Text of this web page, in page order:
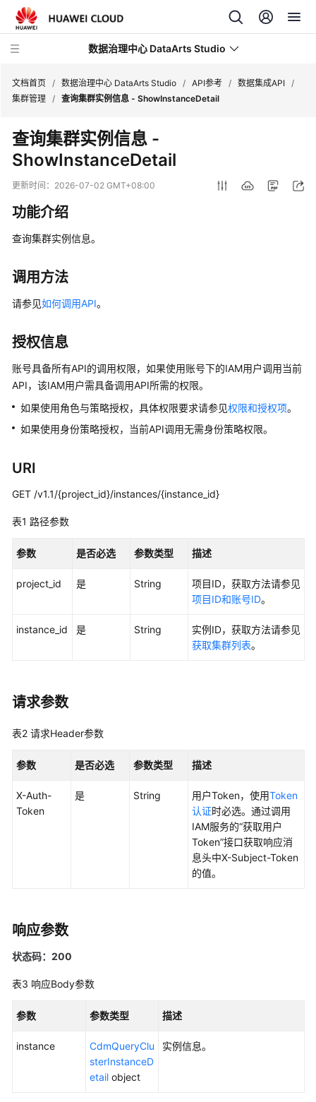
数据治理中心 DataArts Studio
最
新
动
产
品
介
数
据
理
方
法
论
快
速
用
指
佳
API
参
用
前
如
何
调
用
据
文档首页 / 数据治理中心 DataArts Studio / API参考 / 数据集成API /
集群管理 / 查询集群实例信息 - ShowInstanceDetail
查询集群实例信息 -
ShowInstanceDetail
更新时间： 2026-07-02 GMT+08:00
功能介绍
查询集群实例信息。
调用方法
请参见如何调用API。
授权信息
账号具备所有API的调用权限，如果使用账号下的IAM用户调用当前
API，该IAM用户需具备调用API所需的权限。
如果使用角色与策略授权，具体权限要求请参见权限和授权项。
如果使用身份策略授权，当前API调用无需身份策略权限。
URI
GET /v1.1/{project_id}/instances/{instance_id}
表1 路径参数
参数 是否必选 参数类型 描述
project_id 是 String
项目ID，获取方法请参见
项目ID和账号ID。
instance_id 是 String
实例ID，获取方法请参见
获取集群列表。
请求参数
表2 请求Header参数
参数 是否必选 参数类型 描述
X-Auth-
Token
是 String 用户Token，使用Token
认证时必选。通过调用
IAM服务的“获取用户
Token”接口获取响应消
息头中X-Subject-Token
的值。
响应参数
状态码：200
表3 响应Body参数
参数 参数类型 描述
instance
CdmQueryClu
sterInstanceD
etail object
实例信息。